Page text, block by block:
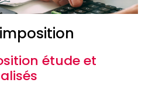
étude et